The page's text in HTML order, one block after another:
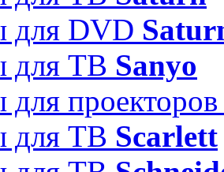
для DVD
для ТВ Sanyo
для
для ТВ Scarlett